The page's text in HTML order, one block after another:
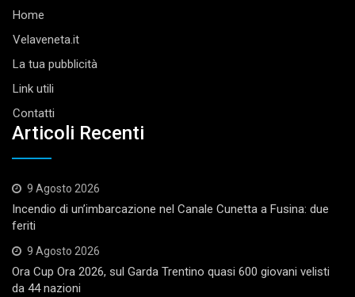
Home
Velaveneta.it
La tua pubblicità
Link utili
Contatti
Articoli Recenti
9 Agosto 2026
Incendio di un’imbarcazione nel Canale Cunetta a Fusina: due
feriti
9 Agosto 2026
Ora Cup Ora 2026, sul Garda Trentino quasi 600 giovani velisti
da 44 nazioni